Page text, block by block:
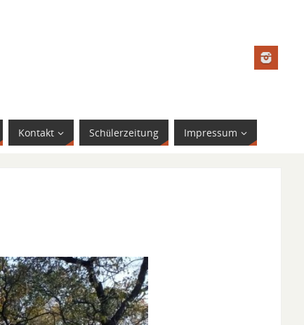
Kontakt Schülerzeitung Impressum